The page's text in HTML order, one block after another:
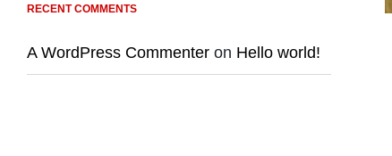
RECENT COMMENTS
A WordPress Commenter on Hello world!